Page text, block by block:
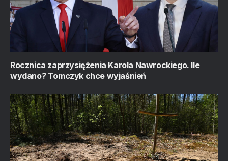
Rocznica zaprzysiężenia Karola Nawrockiego. Ile
wydano? Tomczyk chce wyjaśnień